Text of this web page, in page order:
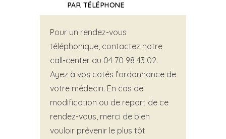
PAR TÉLÉPHONE
Pour un rendez-vous
téléphonique, contactez notre
call-center au 04 70 98 43 02.
Ayez à vos cotés l’ordonnance de
votre médecin. En cas de
modification ou de report de ce
rendez-vous, merci de bien
vouloir prévenir le plus tôt